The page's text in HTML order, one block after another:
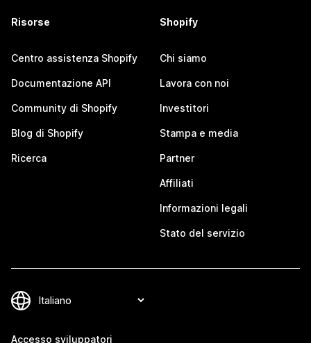
Risorse
Centro assistenza Shopify
Documentazione API
Community di Shopify
Blog di Shopify
Ricerca
Shopify
Chi siamo
Lavora con noi
Investitori
Stampa e media
Partner
Affiliati
Informazioni legali
Stato del servizio
Accesso sviluppatori